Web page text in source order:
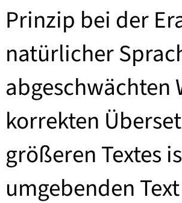
Prinzip bei der
natürlicher
abgeschwächten
korrekten
größeren Textes
umgebenden